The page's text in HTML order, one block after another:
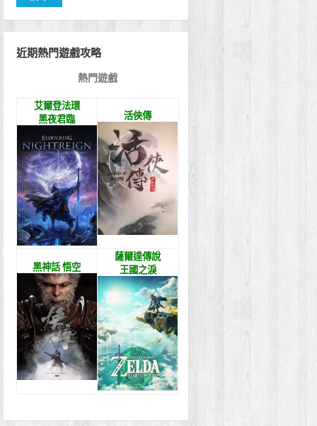
近期熱門遊戲攻略
熱門遊戲
艾爾登法環
黑夜君臨
活俠傳
黑神話 悟空
薩爾達傳說
王國之淚